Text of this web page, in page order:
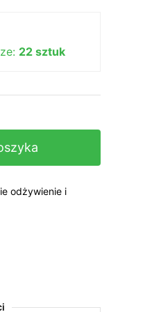
22 sztuk
odżywienie i